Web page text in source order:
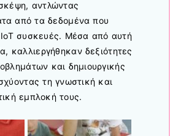
αντλώντας
από τα δεδομένα που
IoT συσκευές. Μέσα από αυτή
καλλιεργήθηκαν δεξιότητες
και δημιουργικής
τη γνωστική και
εμπλοκή τους.